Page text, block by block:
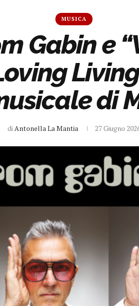
MUSICA
Gabin e
di
diAntonella La Mantia 27 Giugno